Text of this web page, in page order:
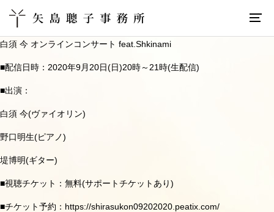
白須 今 オンラインコンサート feat.Shkinami
■配信日時： 2020年9月 20日(日)20時～ 21時(生配信)
■出演：
白須 今(ヴァイオリン)
野口明生(ピアノ)
堤博明(ギター)
■視聴チケット：無料(サポートチケットあり)
■チケット予約：https://shirasukon09202020.peatix.com/